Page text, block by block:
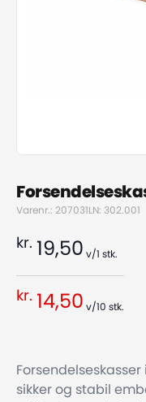
Varenr.: 207031 LN: 302.001
kr. 19,50 v/1 stk.
kr. 14,50 v/10 stk.
sikker og stabil